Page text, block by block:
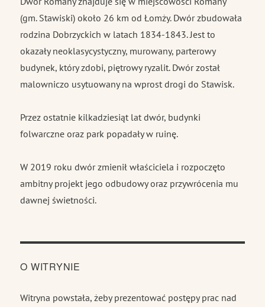
(gm. Stawiski) około 26 km od Łomży. Dwór zbudowała
rodzina Dobrzyckich w latach 1834-1843. Jest to
okazały neoklasycystyczny, murowany, parterowy
budynek, który zdobi, piętrowy ryzalit. Dwór został
malowniczo usytuowany na wprost drogi do Stawisk.
Przez ostatnie kilkadziesiąt lat dwór, budynki
folwarczne oraz park popadały w ruinę.
W 2019 roku dwór zmienił właściciela i rozpoczęto
ambitny projekt jego odbudowy oraz przywrócenia mu
dawnej świetności.
O WITRYNIE
Witryna powstała, żeby prezentować postępy prac nad